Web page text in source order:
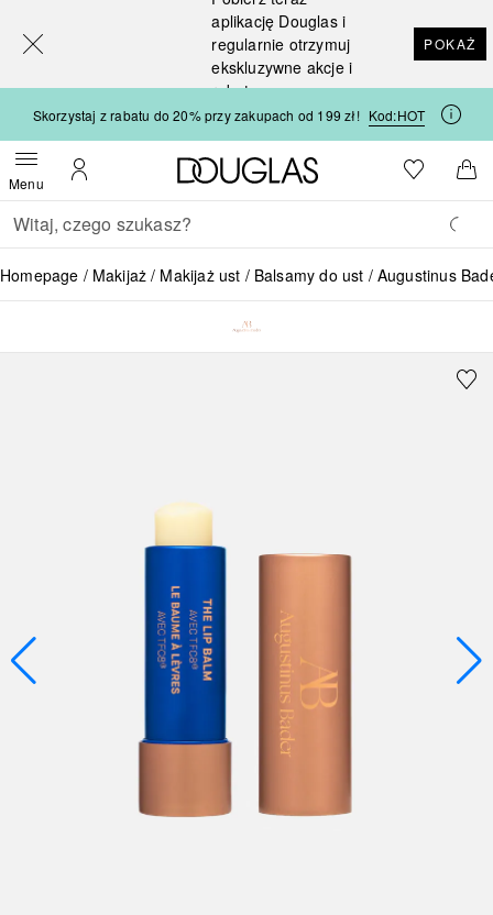
aplikację Douglas i
regularnie otrzymuj
ekskluzywne akcje i
rabaty
POKAŻ
Skorzystaj z rabatu do 20% przy zakupach od 199 zł! Kod:HOT
MenuOtwórz menuMoje konto
Strona główna Douglas
Do listyDo
Wracać
Wykonaj wyszukiwanie
Homepage Makijaż Makijaż ust Balsamy do ust Augustinus
[navigation.slideout.screenreader]